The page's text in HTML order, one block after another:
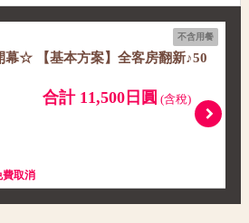
不含用餐
幕☆ 【基本方案】​​全客房翻新♪50
合計 11,500日圓 (含稅)
費取消